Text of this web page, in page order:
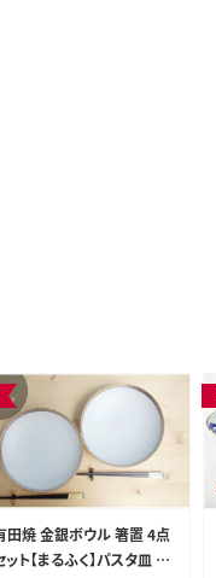
田焼 金銀ボウル 箸置 4点
ット【まるふく】パスタ皿 メ